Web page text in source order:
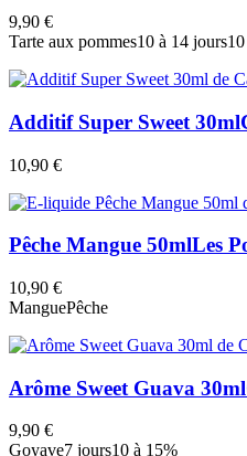
9,90 €
Tarte aux pommes10 à 14 jours
Additif Super Sweet 30ml
10,90 €
Pêche Mangue 50mlLes
10,90 €
ManguePêche
Arôme Sweet Guava 30ml
9,90 €
Goyave7 jours10 à 15%